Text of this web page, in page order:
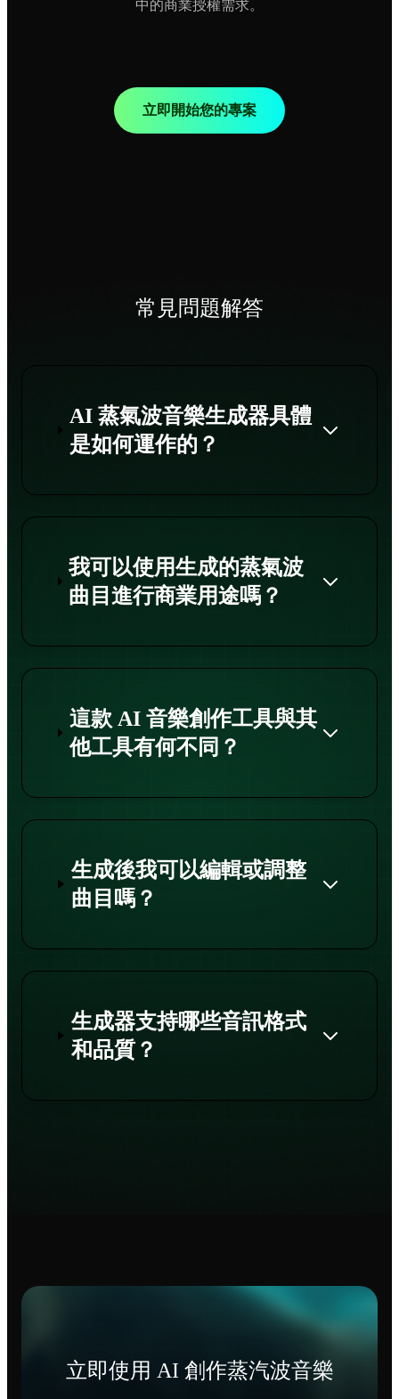
中的商業授權需求。
立即開始您的專案
常見問題解答
AI 蒸氣波音樂生成器具體
是如何運作的？
我可以使用生成的蒸氣波
曲目進行商業用途嗎？
這款 AI 音樂創作工具與其
他工具有何不同？
生成後我可以編輯或調整
曲目嗎？
生成器支持哪些音訊格式
和品質？
立即使用 AI 創作蒸汽波音樂